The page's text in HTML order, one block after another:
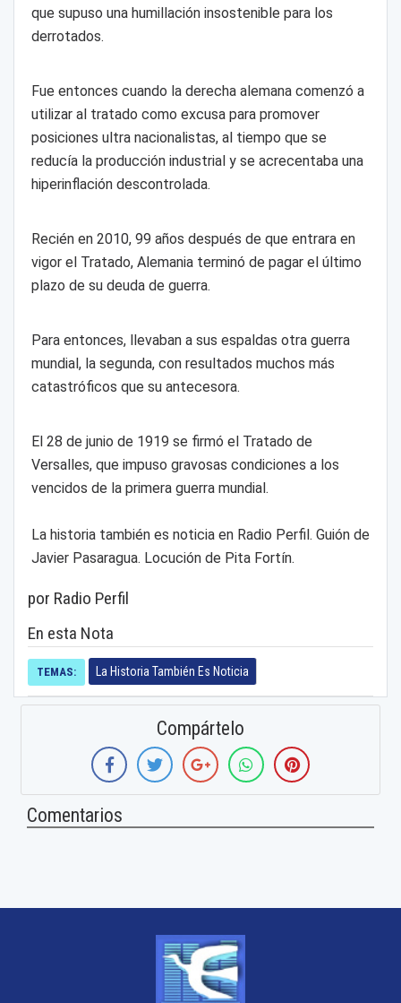
que supuso una humillación insostenible para los
derrotados.
Fue entonces cuando la derecha alemana comenzó a
utilizar al tratado como excusa para promover
posiciones ultra nacionalistas, al tiempo que se
reducía la producción industrial y se acrecentaba una
hiperinflación descontrolada.
Recién en 2010, 99 años después de que entrara en
vigor el Tratado, Alemania terminó de pagar el último
plazo de su deuda de guerra.
Para entonces, llevaban a sus espaldas otra guerra
mundial, la segunda, con resultados muchos más
catastróficos que su antecesora.
El 28 de junio de 1919 se firmó el Tratado de
Versalles, que impuso gravosas condiciones a los
vencidos de la primera guerra mundial.
La historia también es noticia en Radio Perfil. Guión de
Javier Pasaragua. Locución de Pita Fortín.
por Radio Perfil
En esta Nota
TEMAS: La Historia También Es Noticia
Compártelo
Comentarios